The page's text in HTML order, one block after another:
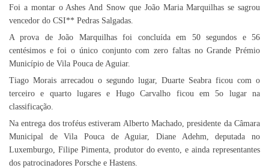
Foi a montar o Ashes And Snow que João Maria Marquilhas se sagrou
vencedor do CSI** Pedras Salgadas.
A prova de João Marquilhas foi concluída em 50 segundos e 56
centésimos e foi o único conjunto com zero faltas no Grande Prémio
Município de Vila Pouca de Aguiar.
Tiago Morais arrecadou o segundo lugar, Duarte Seabra ficou com o
terceiro e quarto lugares e Hugo Carvalho ficou em 5o lugar na
classificação.
Na entrega dos troféus estiveram Alberto Machado, presidente da Câmara
Municipal de Vila Pouca de Aguiar, Diane Adehm, deputada no
Luxemburgo, Filipe Pimenta, produtor do evento, e ainda representantes
dos patrocinadores Porsche e Hastens.